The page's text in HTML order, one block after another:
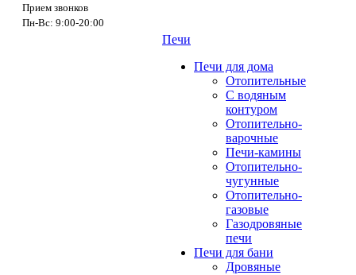
Прием звонков
Пн-Вс: 9:00-20:00
Печи
Печи для дома
Отопительные
C водяным
контуром
Отопительно-
варочные
Печи-камины
Отопительно-
чугунные
Отопительно-
газовые
Газодровяные
печи
Печи для бани
Дровяные